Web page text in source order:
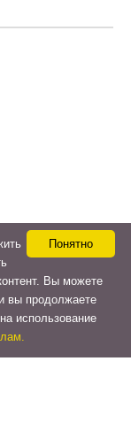
Понятно
Вы можете
вы продолжаете
использование